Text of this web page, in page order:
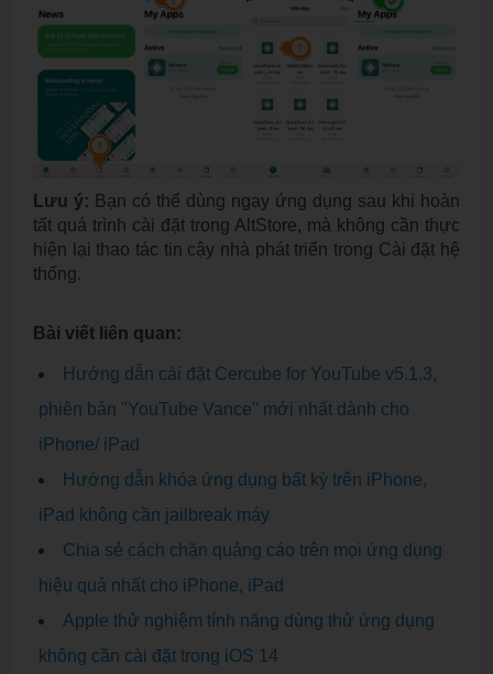
Lưu ý: Bạn có thể dùng ngay ứng dụng sau khi hoàn
tất quá trình cài đặt trong AltStore, mà không cần thực
hiện lại thao tác tin cậy nhà phát triển trong Cài đặt hệ
thống.
Bài viết liên quan:
Hướng dẫn cài đặt Cercube for YouTube v5.1.3,
phiên bản ''YouTube Vance'' mới nhất dành cho
iPhone/ iPad
Hướng dẫn khóa ứng dụng bất kỳ trên iPhone,
iPad không cần jailbreak máy
Chia sẻ cách chặn quảng cáo trên mọi ứng dụng
hiệu quả nhất cho iPhone, iPad
Apple thử nghiệm tính năng dùng thử ứng dụng
không cần cài đặt trong iOS 14